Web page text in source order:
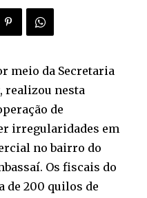
meio da Secretaria
realizou nesta
de
irregularidades em
no bairro do
Os fiscais do
de 200 quilos de